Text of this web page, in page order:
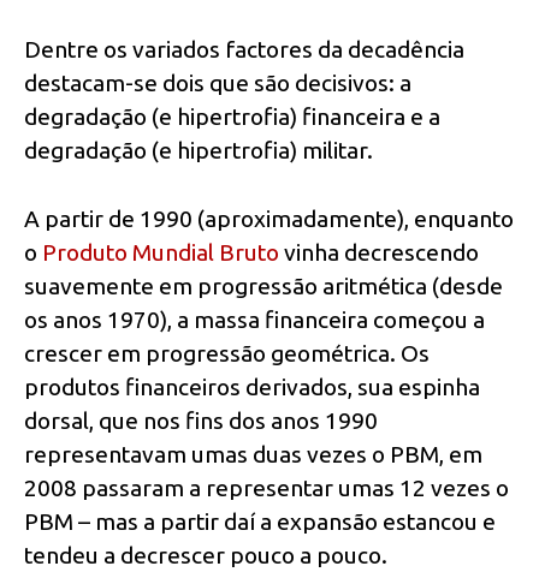
Dentre os variados factores da decadência
destacam-se dois que são decisivos: a
degradação (e hipertrofia) financeira e a
degradação (e hipertrofia) militar.
A partir de 1990 (aproximadamente), enquanto
o Produto Mundial Bruto vinha decrescendo
suavemente em progressão aritmética (desde
os anos 1970), a massa financeira começou a
crescer em progressão geométrica. Os
produtos financeiros derivados, sua espinha
dorsal, que nos fins dos anos 1990
representavam umas duas vezes o PBM, em
2008 passaram a representar umas 12 vezes o
PBM – mas a partir daí a expansão estancou e
tendeu a decrescer pouco a pouco.